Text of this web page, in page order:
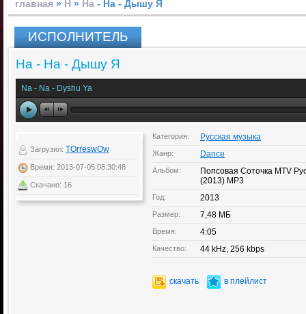
главная » Н » На - На - Дышу Я
ИСПОЛНИТЕЛЬ
На - На - Дышу Я
Na - Na - Dyshu Ya
Загрузил: TOrreswOw
Время: 2013-07-05 08:30:48
Скачано: 16
Категория: Русская музыка
Жанр: Dance
Альбом:
Попсовая Соточка MTV
(2013) MP3
Год: 2013
Размер: 7,48 МБ
Время: 4:05
Качество: 44 kHz, 256 kbps
скачать в плейлист